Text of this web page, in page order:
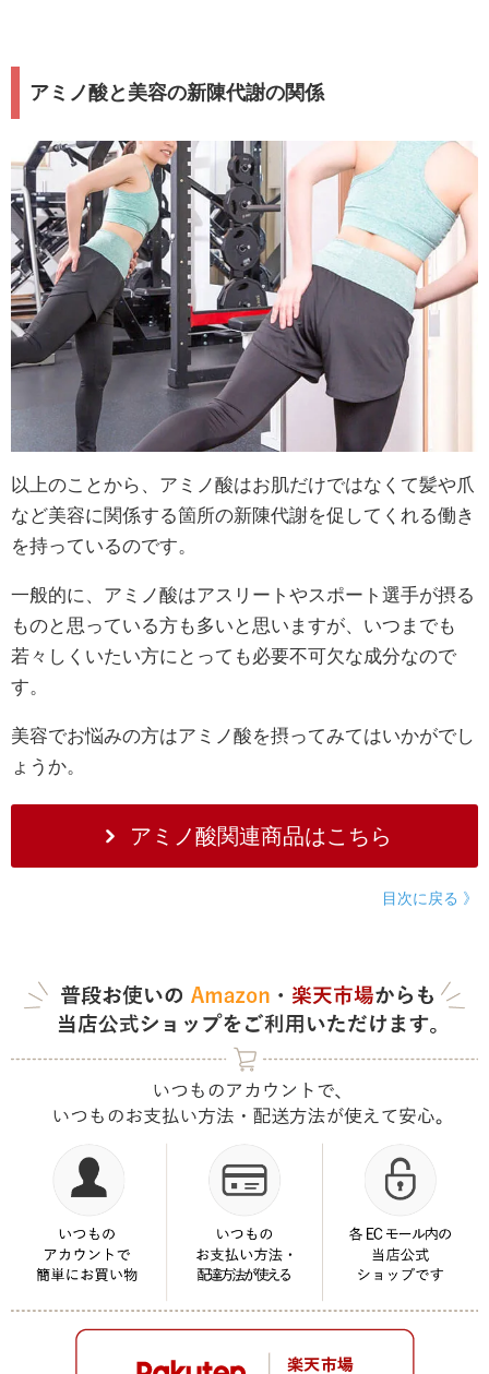
アミノ酸と美容の新陳代謝の関係
以上のことから、アミノ酸はお肌だけではなくて髪や爪
など美容に関係する箇所の新陳代謝を促してくれる働き
を持っているのです。
一般的に、アミノ酸はアスリートやスポート選手が摂る
ものと思っている方も多いと思いますが、いつまでも
若々しくいたい方にとっても必要不可欠な成分なので
す。
美容でお悩みの方はアミノ酸を摂ってみてはいかがでし
ょうか。
アミノ酸関連商品はこちら
目次に戻る 》